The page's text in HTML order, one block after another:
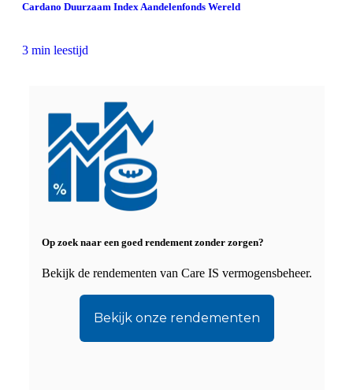
Cardano Duurzaam Index Aandelenfonds Wereld
3 min leestijd
Op zoek naar een goed rendement zonder zorgen?
Bekijk de rendementen van Care IS vermogensbeheer.
Bekijk onze rendementen